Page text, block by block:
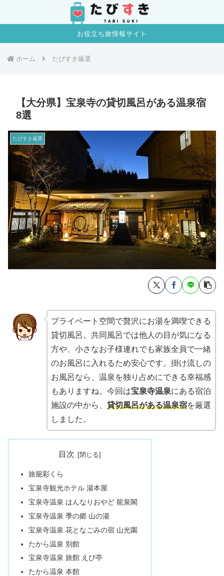
お役立ち旅情報サイト
ホーム たびすき厳選
【大分県】宝泉寺の貸切風呂がある温泉宿
8選
たびすき厳選
プライベート空間で贅沢にお湯を満喫できる
貸切風呂。共同風呂では他人の目が気になる
方や、小さなお子様連れでも家族全員で一緒
のお風呂に入れるため安心です。掛け流しの
お風呂なら、温泉を独り占めにできる幸福感
もありますね。今回は宝泉寺温泉にある宿泊
施設の中から、 貸切風呂がある温泉宿を厳選
しました。
目次
旅籠彩くら
宝泉寺観光ホテル 湯本屋
宝泉寺温泉 はんなりおやど 龍泉閣
宝泉寺温泉 季の郷 山の湯
宝泉寺温泉 花となごみの宿 山光園
たから温泉 別館
宝泉寺温泉 旅館 えび亭
たから温泉 本館